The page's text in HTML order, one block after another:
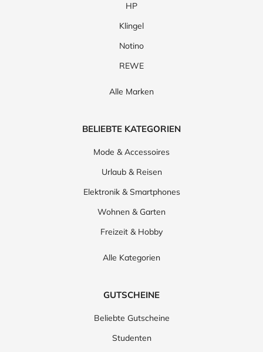
HP
Klingel
Notino
REWE
Alle Marken
BELIEBTE KATEGORIEN
Mode & Accessoires
Urlaub & Reisen
Elektronik & Smartphones
Wohnen & Garten
Freizeit & Hobby
Alle Kategorien
GUTSCHEINE
Beliebte Gutscheine
Studenten